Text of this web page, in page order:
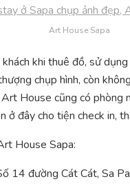
Art House Sapa
khi thuê đồ, sử
chụp hình, còn
House cũng có phòng
ở đây cho tiện check in,
House Sapa:
14 đường Cát Cát, Sa